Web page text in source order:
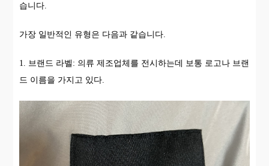
습니다.
가장 일반적인 유형은 다음과 같습니다.
1. 브랜드 라벨: 의류 제조업체를 전시하는데 보통 로고나 브랜
드 이름을 가지고 있다.